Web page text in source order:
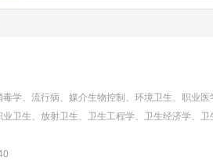
学、流行病、媒介生物控制、环境卫生、职业
业卫生、放射卫生、卫生工程学、卫生经济学、